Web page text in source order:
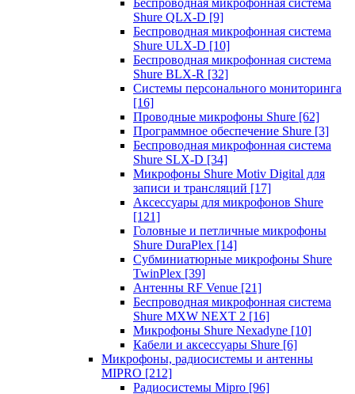
Беспроводная микрофонная система
Shure QLX-D [9]
Беспроводная микрофонная система
Shure ULX-D [10]
Беспроводная микрофонная система
Shure BLX-R [32]
Системы персонального мониторинга
[16]
Проводные микрофоны Shure [62]
Программное обеспечение Shure [3]
Беспроводная микрофонная система
Shure SLX-D [34]
Микрофоны Shure Motiv Digital для
записи и трансляций [17]
Аксессуары для микрофонов Shure
[121]
Головные и петличные микрофоны
Shure DuraPlex [14]
Субминиатюрные микрофоны Shure
TwinPlex [39]
Антенны RF Venue [21]
Беспроводная микрофонная система
Shure MXW NEXT 2 [16]
Микрофоны Shure Nexadyne [10]
Кабели и аксессуары Shure [6]
Микрофоны, радиосистемы и антенны
MIPRO [212]
Радиосистемы Mipro [96]